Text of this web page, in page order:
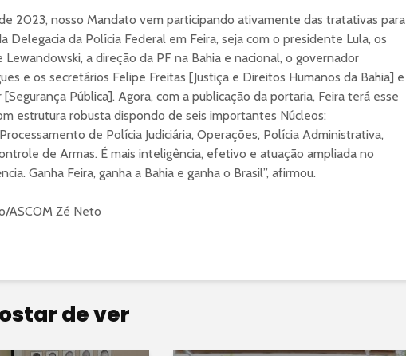
2023, nosso Mandato vem participando ativamente das tratativas para
Delegacia da Polícia Federal em Feira, seja com o presidente Lula, os
a direção da PF na Bahia e nacional, o governador
e os secretários Felipe Freitas [Justiça e Direitos Humanos da Bahia] e
Pública]. Agora, com a publicação da portaria, Feira terá esse
estrutura robusta dispondo de seis importantes Núcleos:
de Polícia Judiciária, Operações, Polícia Administrativa,
de Armas. É mais inteligência, efetivo e atuação ampliada no
Ganha Feira, ganha a Bahia e ganha o Brasil”, afirmou.
ASCOM Zé Neto
de ver